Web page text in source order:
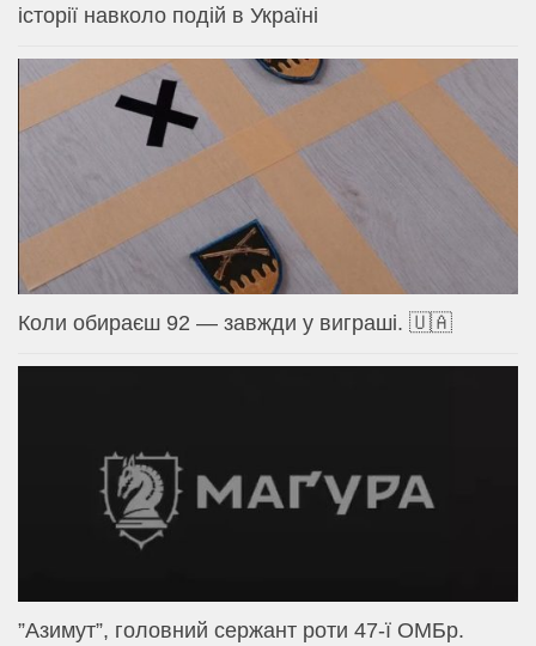
історії навколо подій в Україні
Коли обираєш 92 — завжди у виграші. 🇺🇦
⁨”Азимут”, головний сержант роти 47-ї ОМБр.